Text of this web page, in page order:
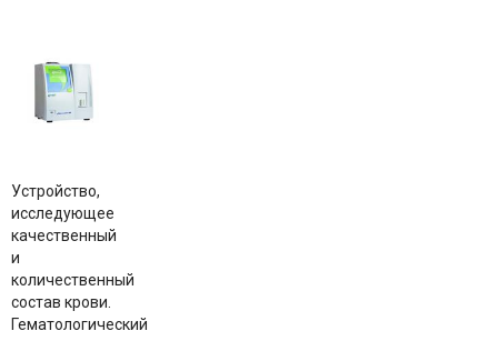
Устройство,
исследующее
качественный
и
количественный
состав крови.
Гематологический